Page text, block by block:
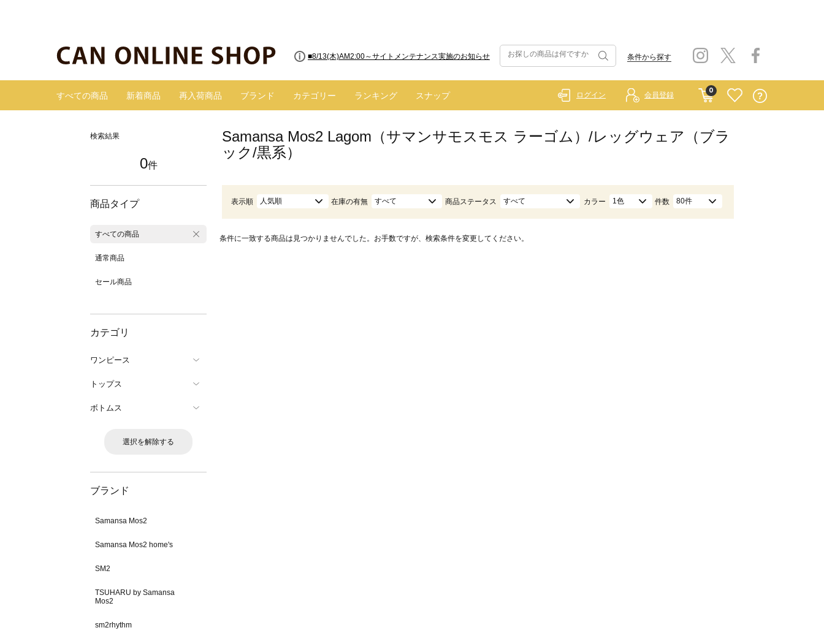
■8/13(木)AM2:00～サイトメンテナンス実施のお知らせ 条件から探す
すべての商品 新着商品 再入荷商品 ブランド カテゴリー ランキング スナップ
0
ログイン 会員登録
検索結果
0件
商品タイプ
すべての商品
通常商品
セール商品
カテゴリ
ワンピース
トップス
ボトムス
選択を解除する
ブランド
Samansa Mos2
Samansa Mos2 home's
SM2
TSUHARU by Samansa
Mos2
sm2rhythm
Samansa Mos2 Lagom（サマンサモスモス ラーゴム）/レッグウェア（ブラ
ック/黒系）
表示順 人気順 在庫の有無 すべて 商品ステータス すべて カラー 1色 件数 80件
条件に一致する商品は見つかりませんでした。お手数ですが、検索条件を変更してください。